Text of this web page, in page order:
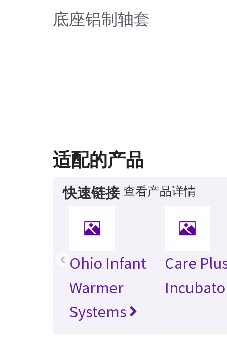
底座铝制轴套
适配的产品
快速链接 查看产品详情
Ohio Infant
Warmer
Systems
Care
‹